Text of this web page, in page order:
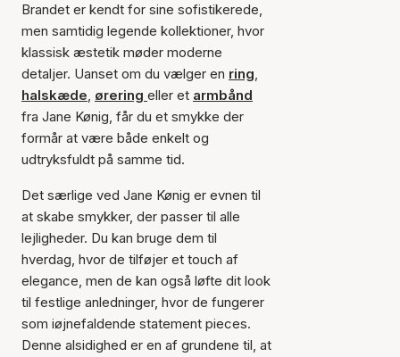
Brandet er kendt for sine sofistikerede,
men samtidig legende kollektioner, hvor
klassisk æstetik møder moderne
detaljer. Uanset om du vælger en ring,
halskæde, ørering eller et armbånd
fra Jane Kønig, får du et smykke der
formår at være både enkelt og
udtryksfuldt på samme tid.
Det særlige ved Jane Kønig er evnen til
at skabe smykker, der passer til alle
lejligheder. Du kan bruge dem til
hverdag, hvor de tilføjer et touch af
elegance, men de kan også løfte dit look
til festlige anledninger, hvor de fungerer
som iøjnefaldende statement pieces.
Denne alsidighed er en af grundene til, at